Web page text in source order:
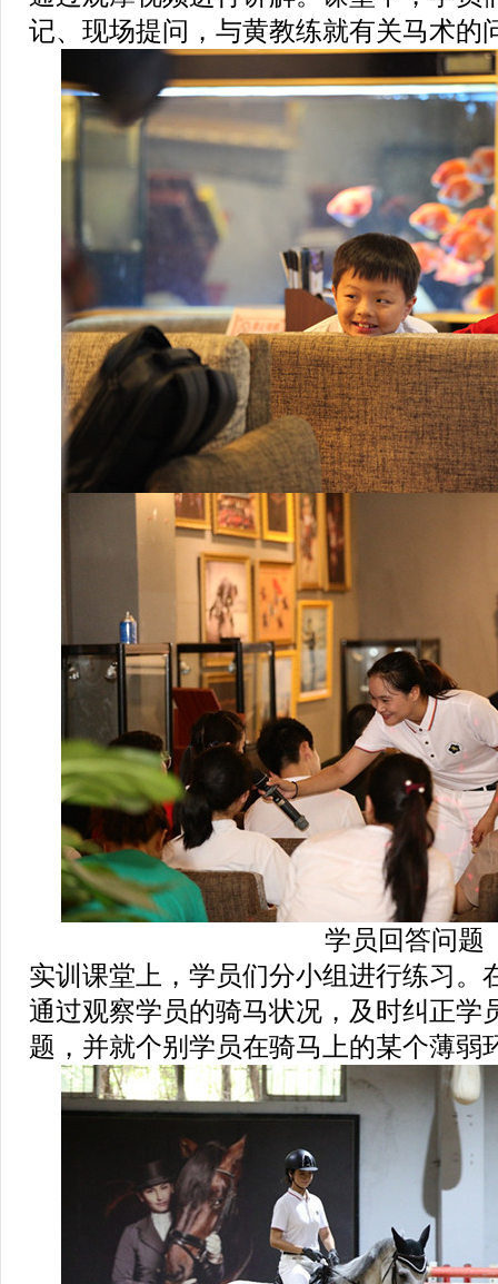
记、现场提问，与黄教练就有关马术的
学员回答问题
实训课堂上，学员们分小组进行练习。
通过观察学员的骑马状况，及时纠正学
题，并就个别学员在骑马上的某个薄弱